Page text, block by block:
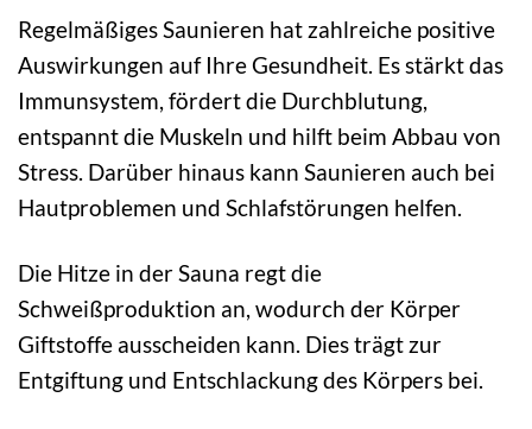
Regelmäßiges Saunieren hat zahlreiche positive
Auswirkungen auf Ihre Gesundheit. Es stärkt das
Immunsystem, fördert die Durchblutung,
entspannt die Muskeln und hilft beim Abbau von
Stress. Darüber hinaus kann Saunieren auch bei
Hautproblemen und Schlafstörungen helfen.
Die Hitze in der Sauna regt die
Schweißproduktion an, wodurch der Körper
Giftstoffe ausscheiden kann. Dies trägt zur
Entgiftung und Entschlackung des Körpers bei.